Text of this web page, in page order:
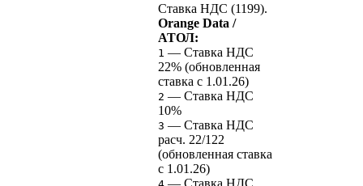
Ставка НДС (1199).
Orange Data /
АТОЛ:
1 — Ставка НДС
22% (обновленная
ставка с 1.01.26)
2 — Ставка НДС
10%
3 — Ставка НДС
расч. 22/122
(обновленная ставка
с 1.01.26)
— Ставка НДС